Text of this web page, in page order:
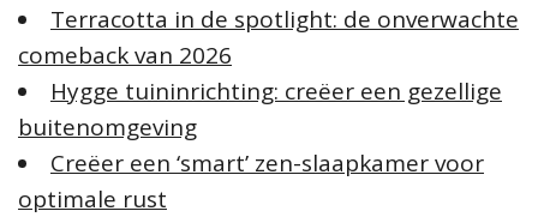
Terracotta in de spotlight: de onverwachte
comeback van 2026
Hygge tuininrichting: creëer een gezellige
buitenomgeving
Creëer een ‘smart’ zen-slaapkamer voor
optimale rust